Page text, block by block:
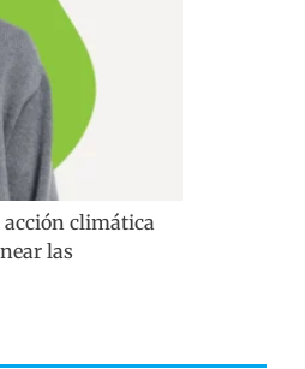
acción climática
las